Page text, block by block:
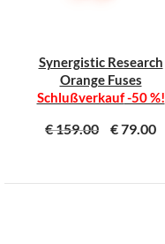
Produktseite
gewählt
Synergistic Research
Orange Fuses
Schlußverkauf-50 %!
€159.00 €79.00
Dieses